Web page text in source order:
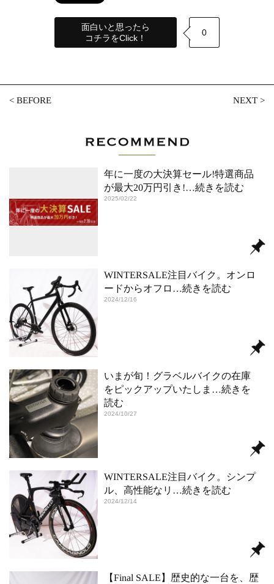
面白いと思ったら
コチラをClick！
0
<BEFORE NEXT>
年に一度の大決算セール!特選商品
が最大20万円引き!…続きを読む
2025/02/22
WINTERSALE注目バイク。オンロ
ードからオフロ …続きを読む
2024/12/16
いまが旬！グラベルバイクの在庫
をピックアップいたしま …続きを
読む
2024/10/27
WINTERSALE注目バイク。シンプ
ル、高性能なリ …続きを読む
2024/12/14
【Final SALE】歴史的な一台を、歴